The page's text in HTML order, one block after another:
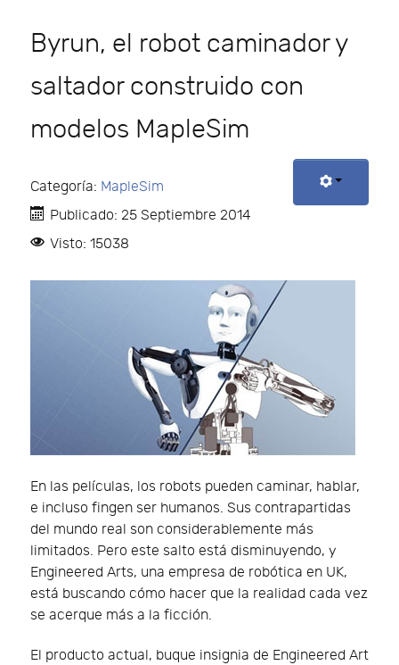
Byrun, el robot caminador y
saltador construido con
modelos MapleSim
Categoría: MapleSim
Publicado: 25 Septiembre 2014
Visto: 15038
En las películas, los robots pueden caminar, hablar,
e incluso fingen ser humanos. Sus contrapartidas
del mundo real son considerablemente más
limitados. Pero este salto está disminuyendo, y
Engineered Arts, una empresa de robótica en UK,
está buscando cómo hacer que la realidad cada vez
se acerque más a la ficción.
El producto actual, buque insignia de Engineered Art